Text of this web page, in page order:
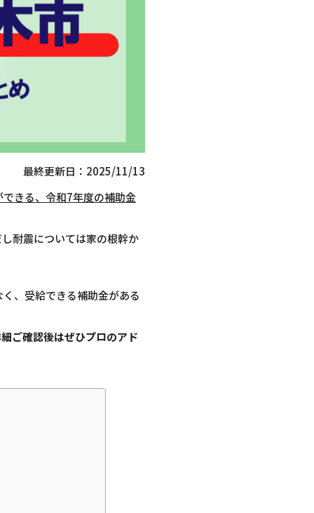
最終更新日：2025/11/13
きる、令和7年度の補助金
耐震については家の根幹か
、受給できる補助金がある
ご確認後はぜひプロのアド